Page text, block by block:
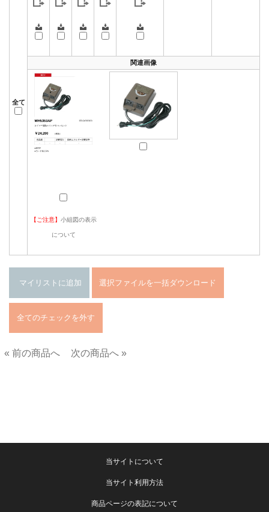
全て
関連画像
【ご注意】 小組図の表示
について
« 前の商品へ
次の商品へ »
当サイトについて
当サイト利用方法
商品ページの表記について